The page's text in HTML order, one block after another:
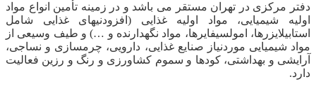
دفتر مرکزی در تهران مستقر می باشد و در زمینه تأمین انواع مواد
اولیه شیمیایی، مواد اولیه غذایی (افزودنیهای غذایی شامل
استابیلایزرها، امولسیفایرها، مواد نگهدارنده و …) و طیف وسیعی از
مواد شیمیایی موردنیاز صنایع غذایی، دارویی، چرمسازی و نساجی،
آرایشی و بهداشتی، کودها و سموم کشاورزی و رنگ و رزین فعالیت
دارد.